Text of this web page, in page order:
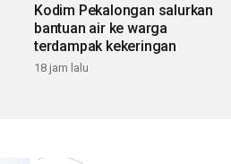
Kodim Pekalongan salurkan
bantuan air ke warga
terdampak kekeringan
18 jam lalu